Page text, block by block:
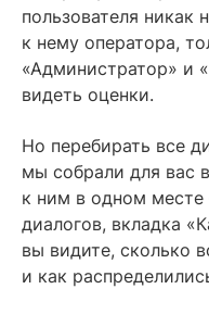
пользователя никак
к нему оператора,
«Администратор» и
видеть оценки.
Но перебирать все
мы собрали для вас
к ним в одном месте
диалогов, вкладка
вы видите, сколько
и как